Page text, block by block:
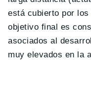
está cubierto por
objetivo final es
asociados al
muy elevados en la